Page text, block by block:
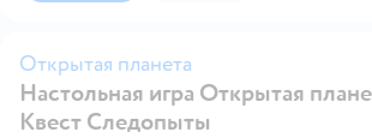
Открытая планета
Настольная игра Открытая
Квест Следопыты